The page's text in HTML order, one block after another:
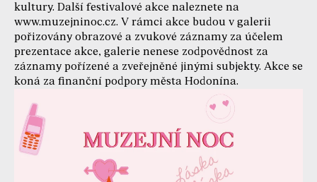
kultury. Další festivalové akce naleznete na
www.muzejninoc.cz. V rámci akce budou v galerii
pořizovány obrazové a zvukové záznamy za účelem
prezentace akce, galerie nenese zodpovědnost za
záznamy pořízené a zveřejněné jinými subjekty. Akce se
koná za finanční podpory města Hodonína.